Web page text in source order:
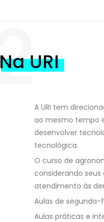
2
Na URI
A URI tem
ao mesmo tempo
desenvolver
tecnológica.
O curso de
considerando
atendimento às
Aulas de
Aulas práticas e